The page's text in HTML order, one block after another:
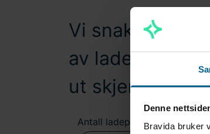
Denne
Bravida bruker
Vi snakker
av ladere og
ut skjemaet,
Antall ladeplasser